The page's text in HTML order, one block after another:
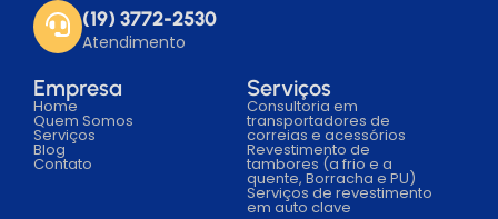
(19) 3772-2530
Atendimento
Empresa
Home
Quem Somos
Serviços
Blog
Contato
Serviços
Consultoria em
transportadores de
correias e acessórios
Revestimento de
tambores (a frio e a
quente, Borracha e PU)
Serviços de revestimento
em auto clave